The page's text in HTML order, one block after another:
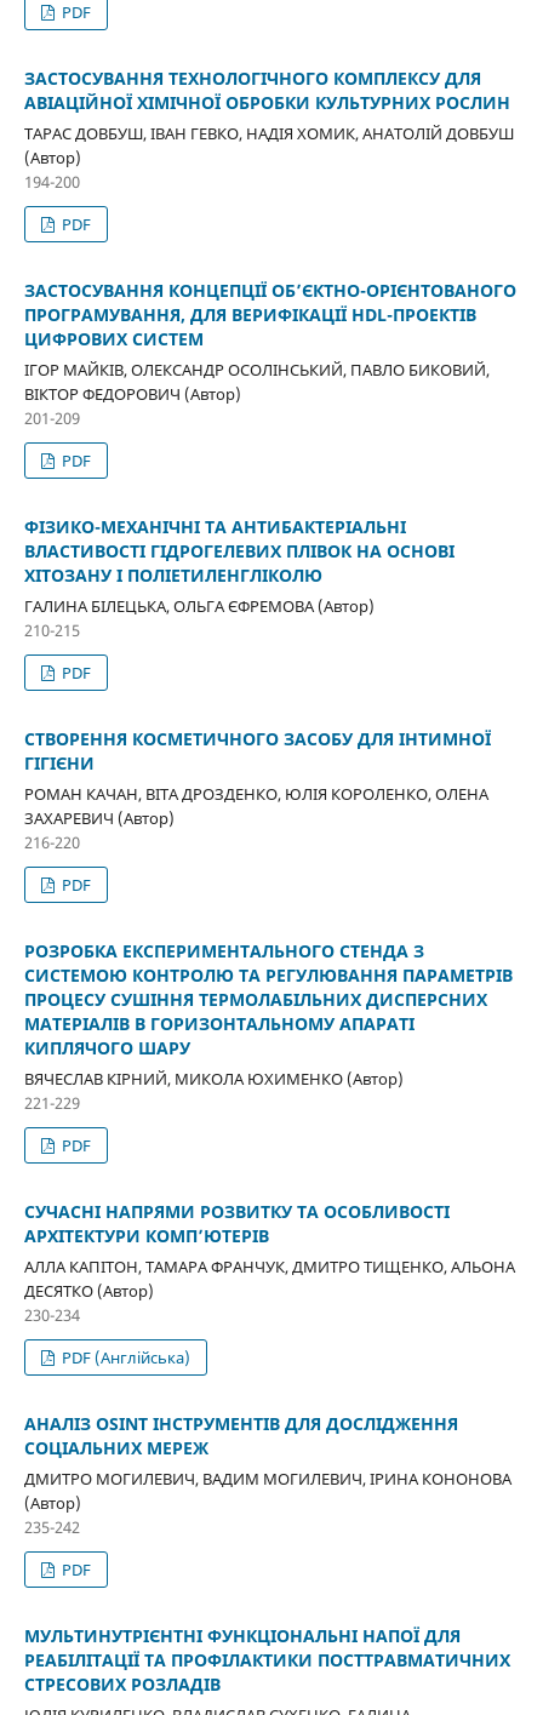
PDF
ЗАСТОСУВАННЯ ТЕХНОЛОГІЧНОГО КОМПЛЕКСУ ДЛЯ
АВІАЦІЙНОЇ ХІМІЧНОЇ ОБРОБКИ КУЛЬТУРНИХ РОСЛИН
ТАРАС ДОВБУШ, ІВАН ГЕВКО, НАДІЯ ХОМИК, АНАТОЛІЙ ДОВБУШ
(Автор)
194-200
PDF
ЗАСТОСУВАННЯ КОНЦЕПЦІЇ ОБ’ЄКТНО-ОРІЄНТОВАНОГО
ПРОГРАМУВАННЯ, ДЛЯ ВЕРИФІКАЦІЇ HDL-ПРОЕКТІВ
ЦИФРОВИХ СИСТЕМ
ІГОР МАЙКІВ, ОЛЕКСАНДР ОСОЛІНСЬКИЙ, ПАВЛО БИКОВИЙ,
ВІКТОР ФЕДОРОВИЧ (Автор)
201-209
PDF
ФІЗИКО-МЕХАНІЧНІ ТА АНТИБАКТЕРІАЛЬНІ
ВЛАСТИВОСТІ ГІДРОГЕЛЕВИХ ПЛІВОК НА ОСНОВІ
ХІТОЗАНУ І ПОЛІЕТИЛЕНГЛІКОЛЮ
ГАЛИНА БІЛЕЦЬКА, ОЛЬГА ЄФРЕМОВА (Автор)
210-215
PDF
СТВОРЕННЯ КОСМЕТИЧНОГО ЗАСОБУ ДЛЯ ІНТИМНОЇ
ГІГІЄНИ
РОМАН КАЧАН, ВІТА ДРОЗДЕНКО, ЮЛІЯ КОРОЛЕНКО, ОЛЕНА
ЗАХАРЕВИЧ (Автор)
216-220
PDF
РОЗРОБКА ЕКСПЕРИМЕНТАЛЬНОГО СТЕНДА З
СИСТЕМОЮ КОНТРОЛЮ ТА РЕГУЛЮВАННЯ ПАРАМЕТРІВ
ПРОЦЕСУ СУШІННЯ ТЕРМОЛАБІЛЬНИХ ДИСПЕРСНИХ
МАТЕРІАЛІВ В ГОРИЗОНТАЛЬНОМУ АПАРАТІ
КИПЛЯЧОГО ШАРУ
ВЯЧЕСЛАВ КІРНИЙ, МИКОЛА ЮХИМЕНКО (Автор)
221-229
PDF
СУЧАСНІ НАПРЯМИ РОЗВИТКУ ТА ОСОБЛИВОСТІ
АРХІТЕКТУРИ КОМП’ЮТЕРІВ
АЛЛА КАПІТОН, ТАМАРА ФРАНЧУК, ДМИТРО ТИЩЕНКО, АЛЬОНА
ДЕСЯТКО (Автор)
230-234
PDF (Англійська)
АНАЛІЗ OSINT ІНСТРУМЕНТІВ ДЛЯ ДОСЛІДЖЕННЯ
СОЦІАЛЬНИХ МЕРЕЖ
ДМИТРО МОГИЛЕВИЧ, ВАДИМ МОГИЛЕВИЧ, ІРИНА КОНОНОВА
(Автор)
235-242
PDF
МУЛЬТИНУТРІЄНТНІ ФУНКЦІОНАЛЬНІ НАПОЇ ДЛЯ
РЕАБІЛІТАЦІЇ ТА ПРОФІЛАКТИКИ ПОСТТРАВМАТИЧНИХ
СТРЕСОВИХ РОЗЛАДІВ